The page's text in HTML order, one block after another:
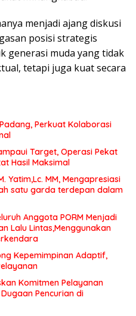
menjadi ajang diskusi
posisi strategis
generasi muda yang tidak
tetapi juga kuat secara
Perkuat Kolaborasi
Target, Operasi Pekat
Hasil Maksimal
Yatim,Lc. MM, Mengapresiasi
satu garda terdepan dalam
Anggota PORM Menjadi
Lalu Lintas,Menggunakan
Kepemimpinan Adaptif,
Komitmen Pelayanan
Pencurian di